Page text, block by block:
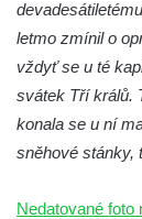
Křížová
Veronika
roušky pot
Křížová
kříž
Křížová
letmo zmínil o
vždyť se u té
svátek Tří králů.
konala se u ní
sněhové stánky,
Nedatované foto